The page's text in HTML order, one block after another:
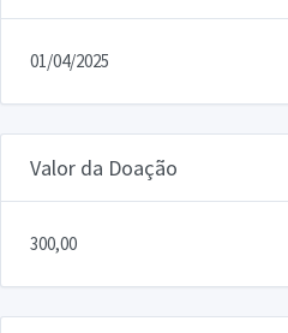
01/04/2025
Valor da Doação
300,00